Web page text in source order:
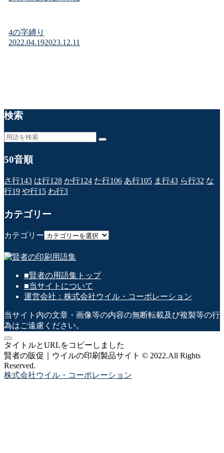
4の字縛り
2022.04.192023.12.11
検索
50音順
さ行143 は行128 か行124 た行106 あ行105 ま行43 ら行32 な
行19 や行15 わ行3
カテゴリー
カテゴリー
■賢者の用語集トップ
■当サイトについて
運営会社：株式会社ウイル・コーポレーション
当サイト内の文章・画像等の内容の無断転載及び複製等の行
為はご遠慮ください。
タイトルとURLをコピーしました
賢者の販促｜ウイルの印刷製品サイト © 2022.All Rights
Reserved.
株式会社ウイル・コーポレーション